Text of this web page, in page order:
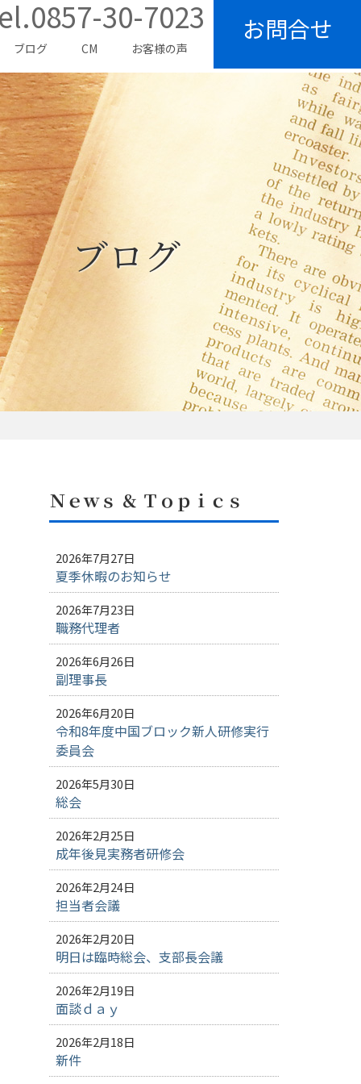
30-7023
ブログ CM お客様の声
お問合せ
ブログ
Ｎｅｗｓ ＆ Ｔｏｐｉｃｓ
2026年7月27日
夏季休暇のお知らせ
2026年7月23日
職務代理者
2026年6月26日
副理事長
2026年6月20日
令和8年度中国ブロック新人研修実行
委員会
2026年5月30日
総会
2026年2月25日
成年後見実務者研修会
2026年2月24日
担当者会議
2026年2月20日
明日は臨時総会、支部長会議
2026年2月19日
面談ｄａｙ
2026年2月18日
新件